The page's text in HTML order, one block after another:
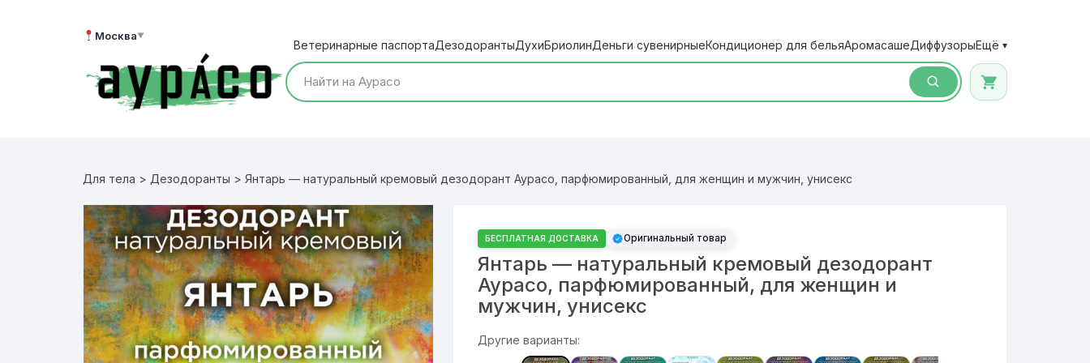
Москва▼
Ветеринарные паспортаДезодорантыДухиБриолинДеньги сувенирныеКондиционер для бельяАромасашеДиффузорыЕщё ▾
Для тела > Дезодоранты > Янтарь — натуральный кремовый дезодорант Аурасо, парфюмированный, для женщин и мужчин, унисекс
БЕСПЛАТНАЯ ДОСТАВКА Оригинальный товар
Янтарь — натуральный кремовый дезодорант
Аурасо, парфюмированный, для женщин и
мужчин, унисекс
Другие варианты: